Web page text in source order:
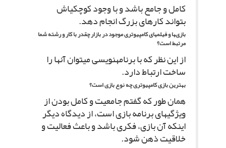
کامل و جامع باشد و با وجود کوچکى‏اش
بتواند کارهاى بزرگ انجام دهد.
بازى‏ها و فیلم‏هاى کامپیوترى موجود در بازار چقدر با کار و رشته شما
مرتبط است؟
از این نظر که با برنامه‏نویسى مى‏توان آنها را
ساخت ارتباط دارد.
بهترین بازى کامپیوترى چه نوع بازى است؟
همان طور که گفتم جامعیت و کامل بودن از
ویژگى‏هاى برنامه بازى است، از دیدگاه دیگر
اینکه آن بازى، فکرى باشد و باعث فعالیت و
خلاقیت ذهن شود.